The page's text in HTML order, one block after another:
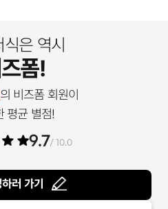
은 역시
폼!
의 비즈폼 회원이
평균 별점!
9.7/ 10.0
러 가기